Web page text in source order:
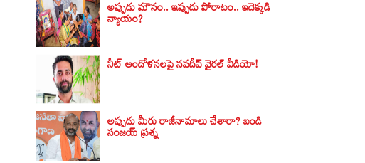
అప్పుడు మౌనం.. ఇప్పుడు పోరాటం.. ఇదెక్కడి
న్యాయం?
నీట్ ఆందోళనలపై నవదీప్ వైరల్ వీడియో!
అప్పుడు మీరు రాజీనామాలు చేశారా? బండి
సంజయ్‌ ప్రశ్న